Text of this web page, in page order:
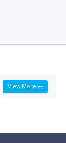
View More